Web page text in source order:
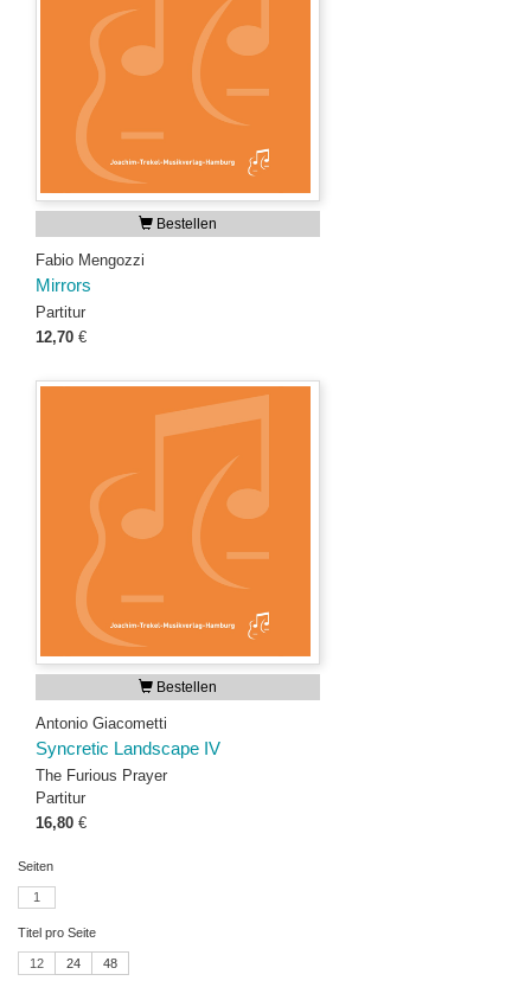
Bestellen
Fabio Mengozzi
Mirrors
Partitur
12,70 €
Bestellen
Antonio Giacometti
Syncretic Landscape IV
The Furious Prayer
Partitur
16,80 €
Seiten
1
Titel pro Seite
12 24 48